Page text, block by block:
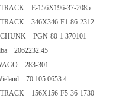
E-156X196-37-2085
346X346-F1-86-2312
PGN-80-1 370101
2062232.45
283-301
70.105.0653.4
156X156-F5-36-1730